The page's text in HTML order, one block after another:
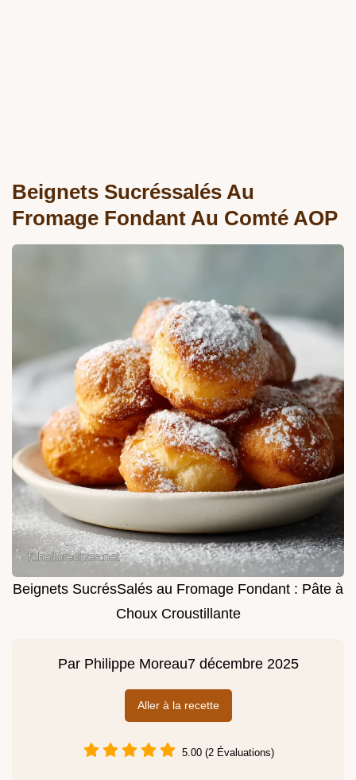
Beignets Sucréssalés Au
Fromage Fondant Au Comté AOP
Beignets SucrésSalés au Fromage Fondant : Pâte à
Choux Croustillante
Par Philippe Moreau7 décembre 2025
Aller à la recette
5.00 (2 Évaluations)